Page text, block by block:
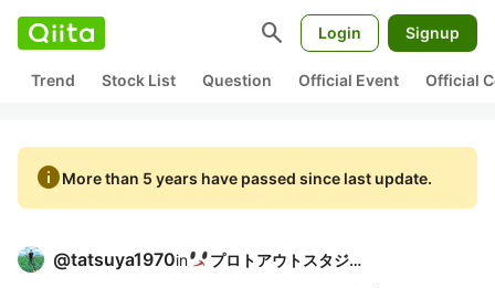
search Login Signup
Trend Stock List Question Official Event Official
infoMore than 5 years have passed since last update.
@tatsuya1970in プロトアウトスタジオ